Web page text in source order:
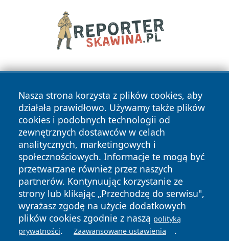
Nasza strona korzysta z plików cookies, aby
działała prawidłowo. Używamy także plików
cookies i podobnych technologii od
zewnętrznych dostawców w celach
analitycznych, marketingowych i
społecznościowych. Informacje te mogą być
przetwarzane również przez naszych
partnerów. Kontynuując korzystanie ze
strony lub klikając „Przechodzę do serwisu",
wyrażasz zgodę na użycie dodatkowych
plików cookies zgodnie z naszą polityką
prywatności. Zaawansowane ustawienia .
Copyright © 2026 dabrowski24.pl Wszystkie prawa
zastrzeżone.
News Autorzy
Polityka
Prywatności
Polityka
Cookies